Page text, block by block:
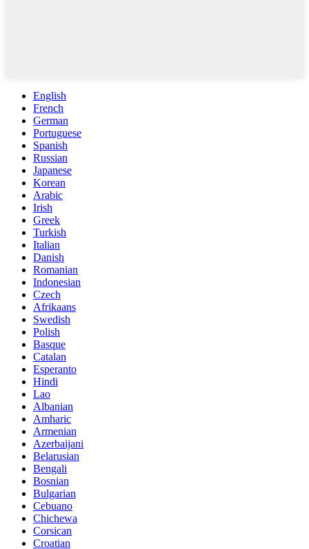
English
French
German
Portuguese
Spanish
Russian
Japanese
Korean
Arabic
Irish
Greek
Turkish
Italian
Danish
Romanian
Indonesian
Czech
Afrikaans
Swedish
Polish
Basque
Catalan
Esperanto
Hindi
Lao
Albanian
Amharic
Armenian
Azerbaijani
Belarusian
Bengali
Bosnian
Bulgarian
Cebuano
Chichewa
Corsican
Croatian